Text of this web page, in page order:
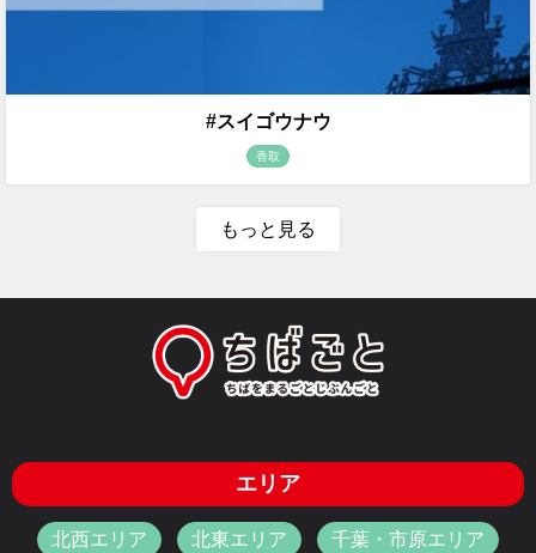
#スイゴウナウ
香取
もっと見る
エリア
北西エリア 北東エリア 千葉・市原エリア